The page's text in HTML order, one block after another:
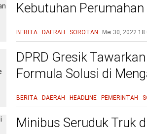
Kebutuhan
BERITA DAERAH SOROTAN Mei 30, 2022
DPRD Gresik
Formula Solusi di
BERITA DAERAH HEADLINE PEMERINTAH
Minibus Seruduk Truk